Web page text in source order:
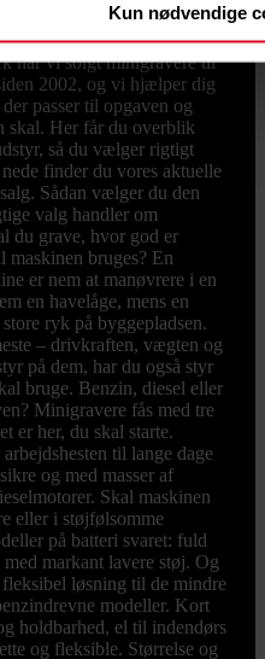
Kun nødvendige
grave ud til et
på pladsen hver eneste
har vi solgt minigravere til
2002, og vi hjælper dig
passer til opgaven og
skal. Her får du overblik
så du vælger rigtigt
finder du vores aktuelle
Sådan vælger du den
valg handler om
du grave, hvor god er
maskinen bruges? En
er nem at manøvrere i en
en havelåge, mens en
ryk på byggepladsen.
– drivkraften, vægten og
på dem, har du også styr
bruge. Benzin, diesel eller
Minigravere fås med tre
er her, du skal starte.
til lange dage
og med masser af
Skal maskinen
eller i støjfølsomme
på batteri svaret: fuld
markant lavere støj. Og
løsning til de mindre
modeller. Kort
holdbarhed, el til indendørs
og fleksible. Størrelse og